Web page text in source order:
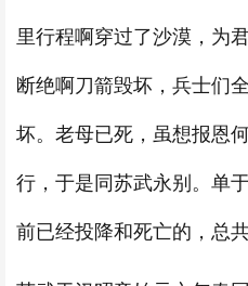
里行程啊穿过了沙漠，为
断绝啊刀箭毁坏，兵士们
坏。老母已死，虽想报恩
行，于是同苏武永别。单
前已经投降和死亡的，总